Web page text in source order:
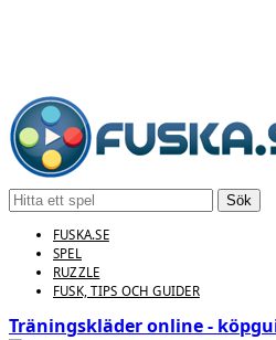
Sök
FUSKA.SE
SPEL
RUZZLE
FUSK, TIPS OCH GUIDER
Träningskläder online -